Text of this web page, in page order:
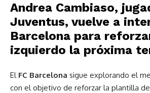
Andrea Cambiaso,
Juventus, vuelve a
Barcelona para
izquierdo la próxima
El FC Barcelona sigue explorando el
con el objetivo de reforzar la plantilla